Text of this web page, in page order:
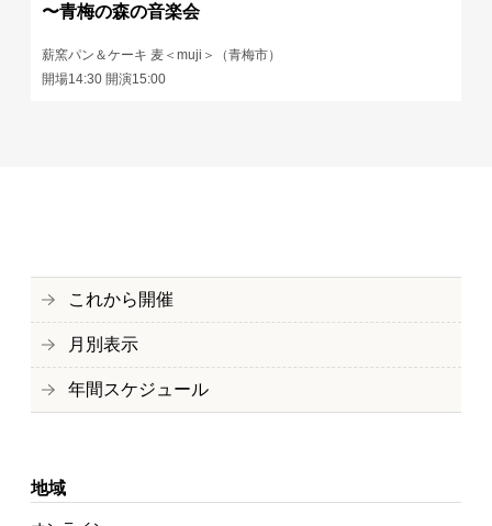
〜青梅の森の音楽会
薪窯パン＆ケーキ 麦＜muji＞（青梅市）
開場14:30 開演15:00
これから開催
月別表示
年間スケジュール
地域